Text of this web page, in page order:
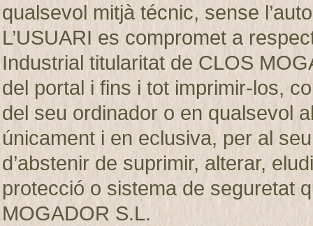
qualsevol mitjà técnic, sense
L’USUARI es compromet a
Industrial titularitat de CLOS
del portal i fins i tot imprimir-los,
del seu ordinador o en qualsevol
únicament i en eclusiva, per al
d’abstenir de suprimir, alterar,
protecció o sistema de seguretat
MOGADOR S.L.